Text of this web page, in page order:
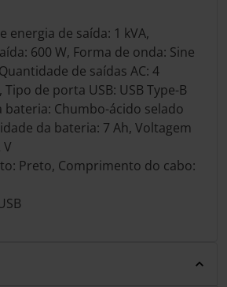
energia de saída: 1 kVA,
600 W, Forma de onda: Sine
de saídas AC: 4
Tipo de porta USB: USB Type-B
bateria: Chumbo-ácido selado
da bateria: 7 Ah, Voltagem
Preto, Comprimento do cabo: